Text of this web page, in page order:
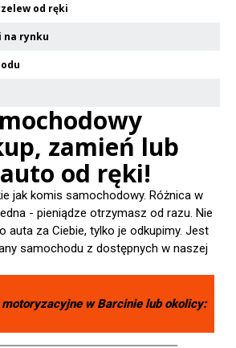
od ręki
na rynku
zamień lub
od ręki!
jak komis samochodowy. Różnica w
- pieniądze otrzymasz od razu. Nie
auta za Ciebie, tylko je odkupimy. Jest
samochodu z dostępnych w naszej
motoryzacyjne wBarcinielub okolicy: